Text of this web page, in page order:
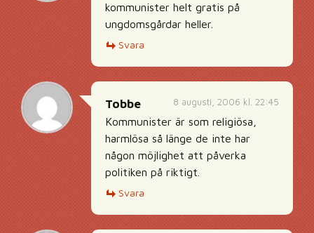
kommunister helt gratis på
ungdomsgårdar heller.
Svara
8 augusti, 2006 kl. 22:45
Tobbe
Kommunister är som religiösa,
harmlösa så länge de inte har
någon möjlighet att påverka
politiken på riktigt.
Svara